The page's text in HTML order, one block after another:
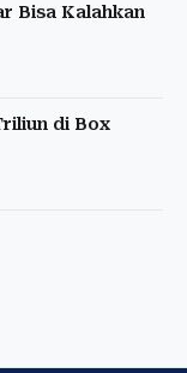
Bisa Kalahkan
di Box